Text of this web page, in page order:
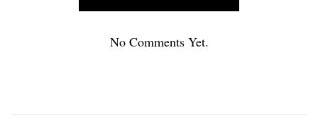
No Comments Yet.